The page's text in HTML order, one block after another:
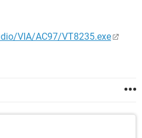
VIA/AC97/VT8235.exe